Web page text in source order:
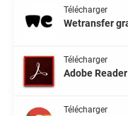
Télécharger
Wetransfer
Télécharger
Adobe Reader
Télécharger